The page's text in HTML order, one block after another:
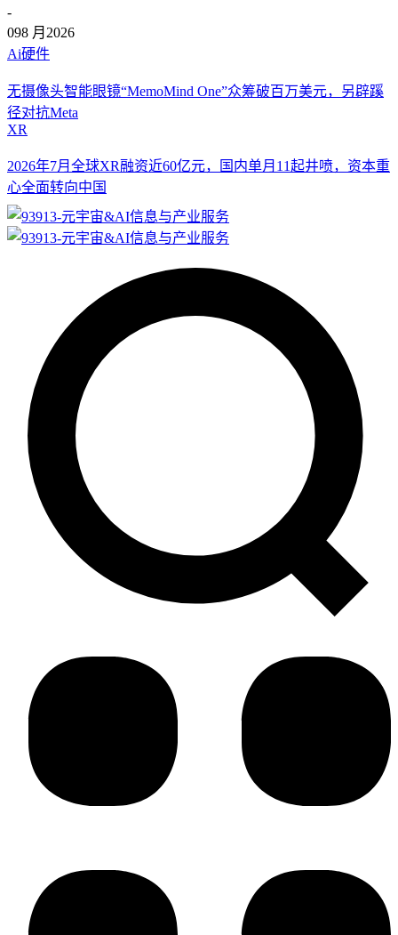
-
098 月 2026
Ai硬件
无摄像头智能眼镜“MemoMind One”众筹破百万美元，另辟蹊
径对抗Meta
XR
2026年7月全球XR融资近60亿元，国内单月11起井喷，资本重
心全面转向中国